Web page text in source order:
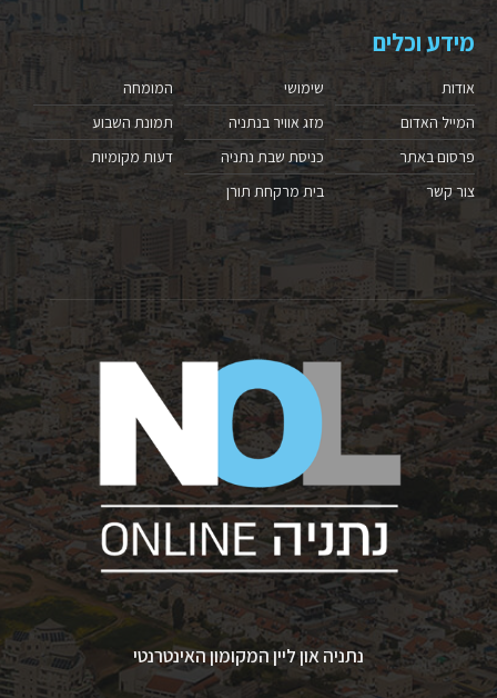
מידע וכלים
אודות
המייל האדום
פרסום באתר
צור קשר
שימושי
מזג אוויר בנתניה
כניסת שבת נתניה
בית מרקחת תורן
המומחה
תמונת השבוע
דעות מקומיות
נתניה און ליין המקומון האינטרנטי